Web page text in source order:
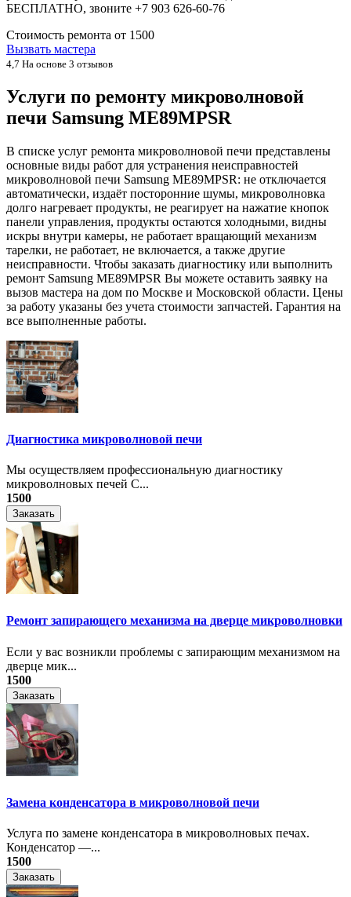
БЕСПЛАТНО, звоните +7 903 626-60-76
Стоимость ремонта от 1500
Вызвать мастера
4,7 На основе 3 отзывов
Услуги по ремонту микроволновой
печи Samsung ME89MPSR
В списке услуг ремонта микроволновой печи представлены
основные виды работ для устранения неисправностей
микроволновой печи Samsung ME89MPSR: не отключается
автоматически, издаёт посторонние шумы, микроволновка
долго нагревает продукты, не реагирует на нажатие кнопок
панели управления, продукты остаются холодными, видны
искры внутри камеры, не работает вращающий механизм
тарелки, не работает, не включается, а также другие
неисправности. Чтобы заказать диагностику или выполнить
ремонт Samsung ME89MPSR Вы можете оставить заявку на
вызов мастера на дом по Москве и Московской области. Цены
за работу указаны без учета стоимости запчастей. Гарантия на
все выполненные работы.
Диагностика микроволновой печи
Мы осуществляем профессиональную диагностику
микроволновых печей С...
1500
Заказать
Ремонт запирающего механизма на дверце микроволновки
Если у вас возникли проблемы с запирающим механизмом на
дверце мик...
1500
Заказать
Замена конденсатора в микроволновой печи
Услуга по замене конденсатора в микроволновых печах.
Конденсатор —...
1500
Заказать